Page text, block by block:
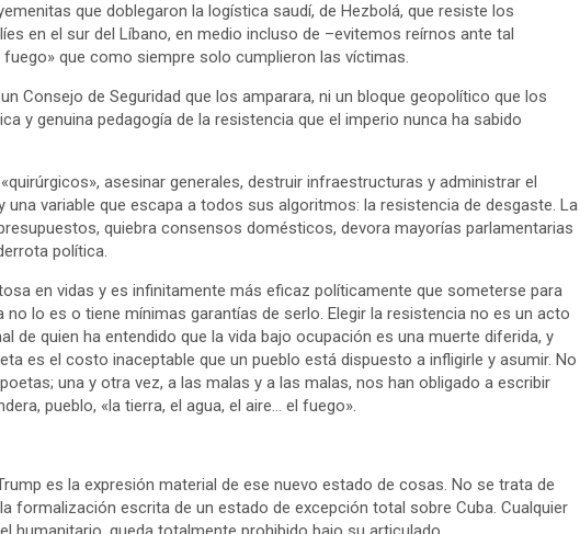
que doblegaron la logística saudí, de Hezbolá, que resiste los
en el sur del Líbano, en medio incluso de –evitemos reírnos ante tal
que como siempre solo cumplieron las víctimas.
Consejo de Seguridad que los amparara, ni un bloque geopolítico que los
y genuina pedagogía de la resistencia que el imperio nunca ha sabido
asesinar generales, destruir infraestructuras y administrar el
una variable que escapa a todos sus algoritmos: la resistencia de desgaste. La
quiebra consensos domésticos, devora mayorías parlamentarias
política.
en vidas y es infinitamente más eficaz políticamente que someterse para
no lo es o tiene mínimas garantías de serlo. Elegir la resistencia no es un acto
de quien ha entendido que la vida bajo ocupación es una muerte diferida, y
es el costo inaceptable que un pueblo está dispuesto a infligirle y asumir. No
una y otra vez, a las malas y a las malas, nos han obligado a escribir
pueblo, «la tierra, el agua, el aire… el fuego».
es la expresión material de ese nuevo estado de cosas. No se trata de
formalización escrita de un estado de excepción total sobre Cuba. Cualquier